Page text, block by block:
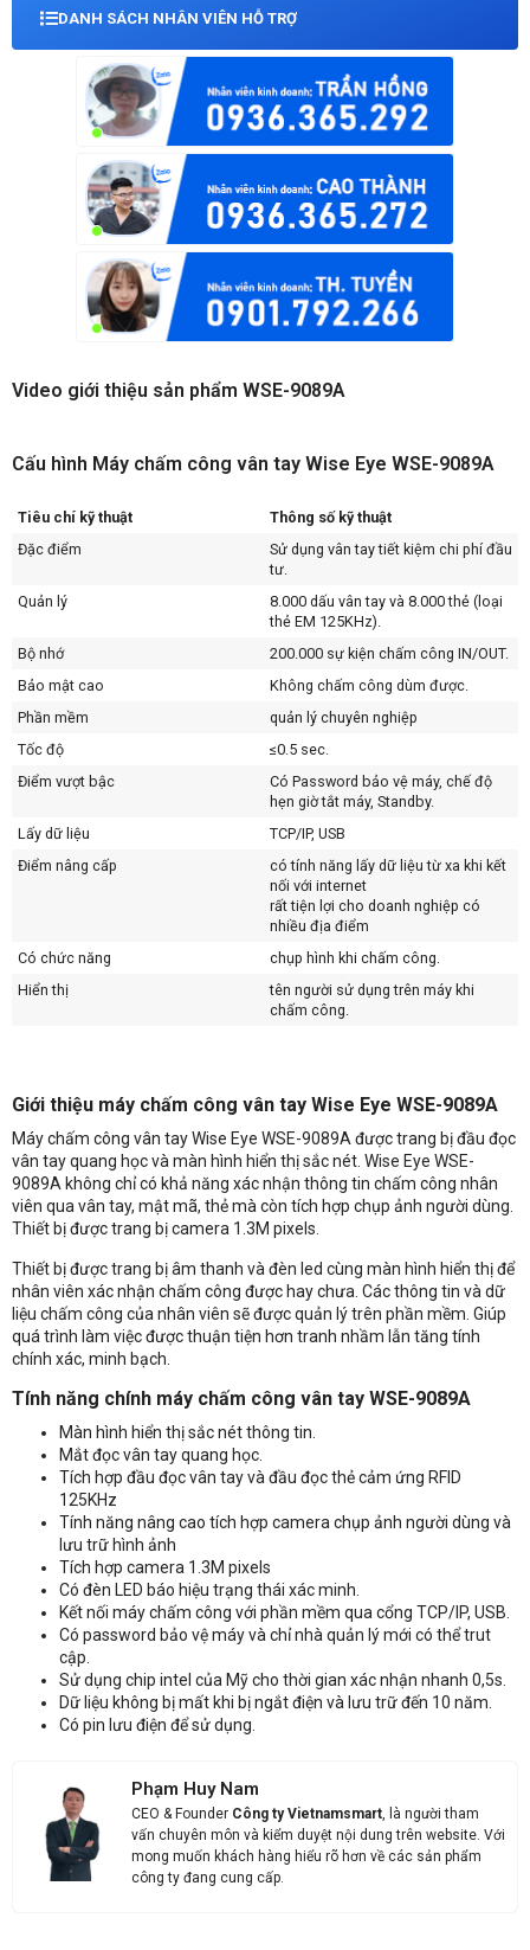
DANH SÁCH NHÂN VIÊN HỖ TRỢ
Giới thiệu máy chấm công vân tay Wise Eye WSE-9089A
Máy chấm công vân tay Wise Eye WSE-9089A được trang bị đầu đọc
vân tay quang học và màn hình hiển thị sắc nét. Wise Eye WSE-
9089A không chỉ có khả năng xác nhận thông tin chấm công nhân
viên qua vân tay, mật mã, thẻ mà còn tích hợp chụp ảnh người dùng.
Thiết bị được trang bị camera 1.3M pixels.
Thiết bị được trang bị âm thanh và đèn led cùng màn hình hiển thị để
nhân viên xác nhận chấm công được hay chưa. Các thông tin và dữ
liệu chấm công của nhân viên sẽ được quản lý trên phần mềm. Giúp
quá trình làm việc được thuận tiện hơn tranh nhầm lẫn tăng tính
chính xác, minh bạch.
Tính năng chính máy chấm công vân tay WSE-9089A
Màn hình hiển thị sắc nét thông tin.
Mắt đọc vân tay quang học.
Tích hợp đầu đọc vân tay và đầu đọc thẻ cảm ứng RFID
125KHz
Tính năng nâng cao tích hợp camera chụp ảnh người dùng và
lưu trữ hình ảnh
Tích hợp camera 1.3M pixels
Có đèn LED báo hiệu trạng thái xác minh.
Kết nối máy chấm công với phần mềm qua cổng TCP/IP, USB.
Có password bảo vệ máy và chỉ nhà quản lý mới có thể trut
cập.
Sử dụng chip intel của Mỹ cho thời gian xác nhận nhanh 0,5s.
Dữ liệu không bị mất khi bị ngắt điện và lưu trữ đến 10 năm.
Có pin lưu điện để sử dụng.
Phạm Huy Nam
CEO & Founder Công ty Vietnamsmart, là người tham
vấn chuyên môn và kiểm duyệt nội dung trên website. Với
mong muốn khách hàng hiểu rõ hơn về các sản phẩm
công ty đang cung cấp.
Video giới thiệu sản phẩm WSE-9089A
Cấu hình Máy chấm công vân tay Wise Eye WSE-9089A
Tiêu chí kỹ thuật
Thông số kỹ thuật
Đặc điểm
Sử dụng vân tay tiết kiệm chi phí đầu
tư.
Quản lý
8.000 dấu vân tay và 8.000 thẻ (loại
thẻ EM 125KHz).
Bộ nhớ
200.000 sự kiện chấm công IN/OUT.
Bảo mật cao
Không chấm công dùm được.
Phần mềm
quản lý chuyên nghiệp
Tốc độ
≤0.5 sec.
Điểm vượt bậc
Có Password bảo vệ máy, chế độ
hẹn giờ tắt máy, Standby.
Lấy dữ liệu
TCP/IP, USB
Điểm nâng cấp
có tính năng lấy dữ liệu từ xa khi kết
nối với internet
rất tiện lợi cho doanh nghiệp có
nhiều địa điểm
Có chức năng
chụp hình khi chấm công.
Hiển thị
tên người sử dụng trên máy khi
chấm công.
Độ ẩm
20% -80%
Nhận báo giá sản phẩm: Máy chấm công vân tay Wise Eye WSE-
9089A